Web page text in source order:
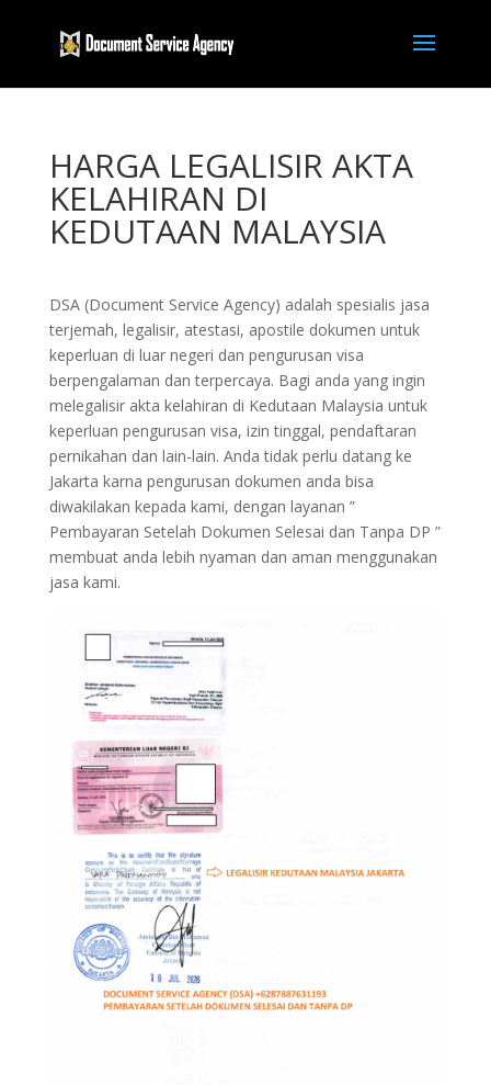
HARGA LEGALISIR AKTA
KELAHIRAN DI
KEDUTAAN MALAYSIA
DSA (Document Service Agency) adalah spesialis jasa
terjemah, legalisir, atestasi, apostile dokumen untuk
keperluan di luar negeri dan pengurusan visa
berpengalaman dan terpercaya. Bagi anda yang ingin
melegalisir akta kelahiran di Kedutaan Malaysia untuk
keperluan pengurusan visa, izin tinggal, pendaftaran
pernikahan dan lain-lain. Anda tidak perlu datang ke
Jakarta karna pengurusan dokumen anda bisa
diwakilakan kepada kami, dengan layanan ”
Pembayaran Setelah Dokumen Selesai dan Tanpa DP ”
membuat anda lebih nyaman dan aman menggunakan
jasa kami.